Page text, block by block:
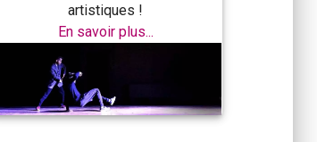
artistiques !
En savoir plus...